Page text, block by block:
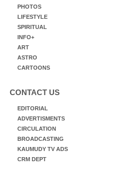
PHOTOS
LIFESTYLE
SPIRITUAL
INFO+
ART
ASTRO
CARTOONS
CONTACT US
EDITORIAL
ADVERTISMENTS
CIRCULATION
BROADCASTING
KAUMUDY TV ADS
CRM DEPT